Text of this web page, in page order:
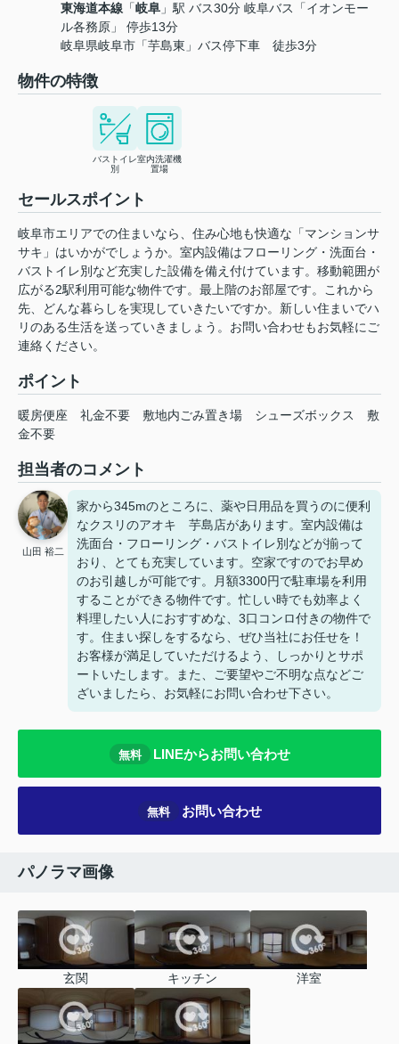
東海道本線 「岐阜 」駅 バス30分 岐阜バス「イオンモー
ル各務原」 停歩13分
岐阜県岐阜市「芋島東」バス停下車 徒歩3分
物件の特徴
バストイレ
別
室内洗濯機
置場
セールスポイント
岐阜市エリアでの住まいなら、住み心地も快適な「マンションサ
サキ」はいかがでしょうか。室内設備はフローリング・洗面台・
バストイレ別など充実した設備を備え付けています。移動範囲が
広がる2駅利用可能な物件です。最上階のお部屋です。これから
先、どんな暮らしを実現していきたいですか。新しい住まいでハ
リのある生活を送っていきましょう。お問い合わせもお気軽にご
連絡ください。
ポイント
暖房便座 礼金不要 敷地内ごみ置き場 シューズボックス
敷
金不要
担当者のコメント
山田 裕二
家から345mのところに、薬や日用品を買うのに便利
なクスリのアオキ 芋島店があります。室内設備は
洗面台・フローリング・バストイレ別などが揃って
おり、とても充実しています。空家ですのでお早め
のお引越しが可能です。月額3300円で駐車場を利用
することができる物件です。忙しい時でも効率よく
料理したい人におすすめな、3口コンロ付きの物件で
す。住まい探しをするなら、ぜひ当社にお任せを！
お客様が満足していただけるよう、しっかりとサポ
ートいたします。また、ご要望やご不明な点などご
ざいましたら、お気軽にお問い合わせ下さい。
無料 LINEからお問い合わせ
無料 お問い合わせ
パノラマ画像
玄関 キッチン 洋室